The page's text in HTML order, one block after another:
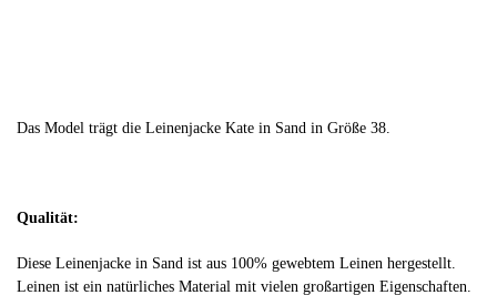
Das Model trägt die Leinenjacke Kate in Sand in Größe 38.
Qualität:
Diese Leinenjacke in Sand ist aus 100% gewebtem Leinen hergestellt.
Leinen ist ein natürliches Material mit vielen großartigen Eigenschaften.